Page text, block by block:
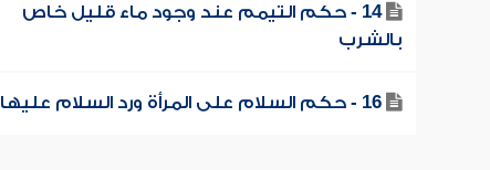
14 - حكم التيمم عند وجود ماء قليل خاص
بالشرب
16 - حكم السلام على المرأة ورد السلام عليها